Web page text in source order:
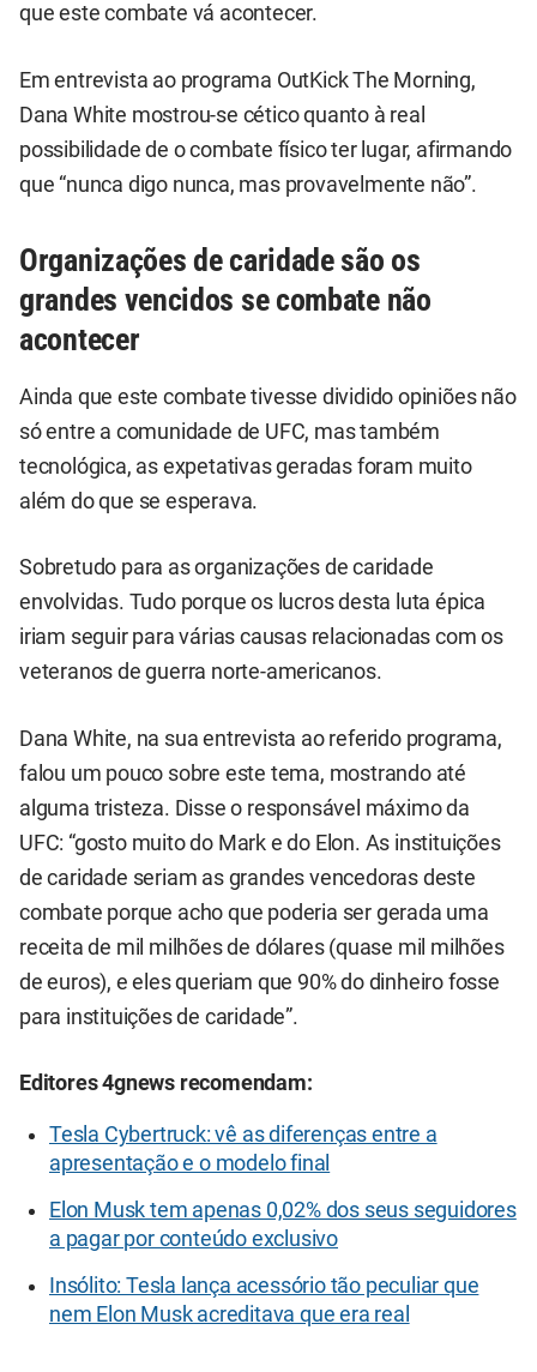
que este combate vá acontecer.
Em entrevista ao programa OutKick The Morning,
Dana White mostrou-se cético quanto à real
possibilidade de o combate físico ter lugar, afirmando
que “nunca digo nunca, mas provavelmente não”.
Organizações de caridade são os
grandes vencidos se combate não
acontecer
Ainda que este combate tivesse dividido opiniões não
só entre a comunidade de UFC, mas também
tecnológica, as expetativas geradas foram muito
além do que se esperava.
Sobretudo para as organizações de caridade
envolvidas. Tudo porque os lucros desta luta épica
iriam seguir para várias causas relacionadas com os
veteranos de guerra norte-americanos.
Dana White, na sua entrevista ao referido programa,
falou um pouco sobre este tema, mostrando até
alguma tristeza. Disse o responsável máximo da
UFC: “gosto muito do Mark e do Elon. As instituições
de caridade seriam as grandes vencedoras deste
combate porque acho que poderia ser gerada uma
receita de mil milhões de dólares (quase mil milhões
de euros), e eles queriam que 90% do dinheiro fosse
para instituições de caridade”.
Editores 4gnews recomendam:
Tesla Cybertruck: vê as diferenças entre a
apresentação e o modelo final
Elon Musk tem apenas 0,02% dos seus seguidores
a pagar por conteúdo exclusivo
Insólito: Tesla lança acessório tão peculiar que
nem Elon Musk acreditava que era real